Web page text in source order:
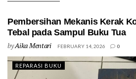
Pembersihan Mekanis Kerak
Tebal pada Sampul Buku Tua
byAika Mentari FEBRUARY 14, 2026 0
REPARASI BUKU